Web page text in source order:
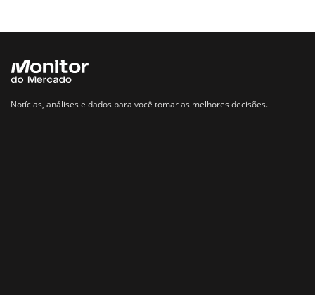
Notícias, análises e dados para você tomar as melhores decisões.